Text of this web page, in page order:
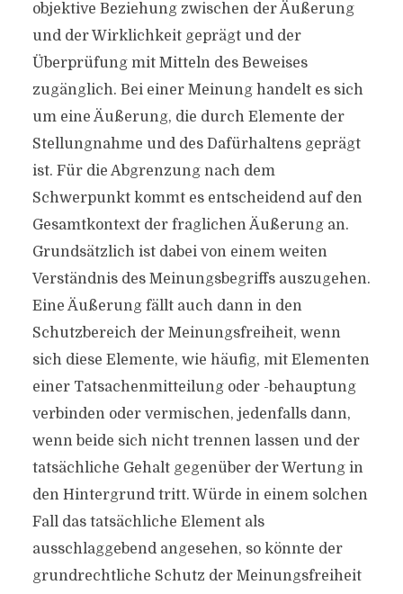
objektive Beziehung zwischen der Äußerung
und der Wirklichkeit geprägt und der
Überprüfung mit Mitteln des Beweises
zugänglich. Bei einer Meinung handelt es sich
um eine Äußerung, die durch Elemente der
Stellungnahme und des Dafürhaltens geprägt
ist. Für die Abgrenzung nach dem
Schwerpunkt kommt es entscheidend auf den
Gesamtkontext der fraglichen Äußerung an.
Grundsätzlich ist dabei von einem weiten
Verständnis des Meinungsbegriffs auszugehen.
Eine Äußerung fällt auch dann in den
Schutzbereich der Meinungsfreiheit, wenn
sich diese Elemente, wie häufig, mit Elementen
einer Tatsachenmitteilung oder -behauptung
verbinden oder vermischen, jedenfalls dann,
wenn beide sich nicht trennen lassen und der
tatsächliche Gehalt gegenüber der Wertung in
den Hintergrund tritt. Würde in einem solchen
Fall das tatsächliche Element als
ausschlaggebend angesehen, so könnte der
grundrechtliche Schutz der Meinungsfreiheit